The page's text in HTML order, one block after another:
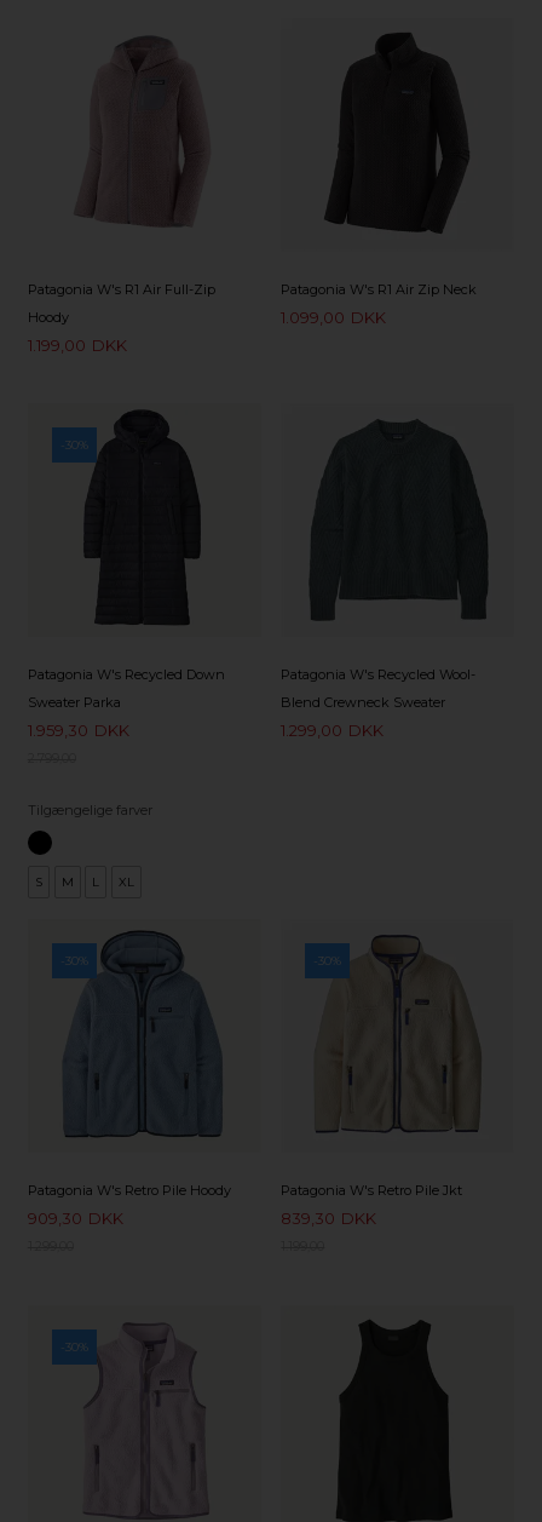
Patagonia W's R1 Air Full-Zip
Hoody
1.199,00 DKK
Patagonia W's R1 Air Zip Neck
1.099,00 DKK
-30%
Patagonia W's Recycled Down
Sweater Parka
1.959,30 DKK
Tilgængelige farver
S M L XL
Patagonia W's Recycled Wool-
Blend Crewneck Sweater
1.299,00 DKK
-30%
Patagonia W's Retro Pile Hoody
909,30 DKK
-30%
Patagonia W's Retro Pile Jkt
839,30 DKK
-30%